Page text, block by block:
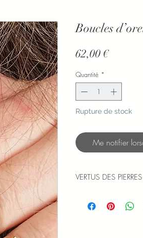
Boucles
62,00 €Prix
Quantité *
Rupture de stock
Me notifier
VERTUS DES PIERRES
Pierre de vérité et